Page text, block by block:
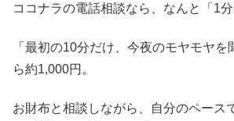
ココナラの電話相談なら、なんと「1分
「最初の10分だけ、今夜のモヤモヤを
ら約1,000円。
お財布と相談しながら、自分のペース